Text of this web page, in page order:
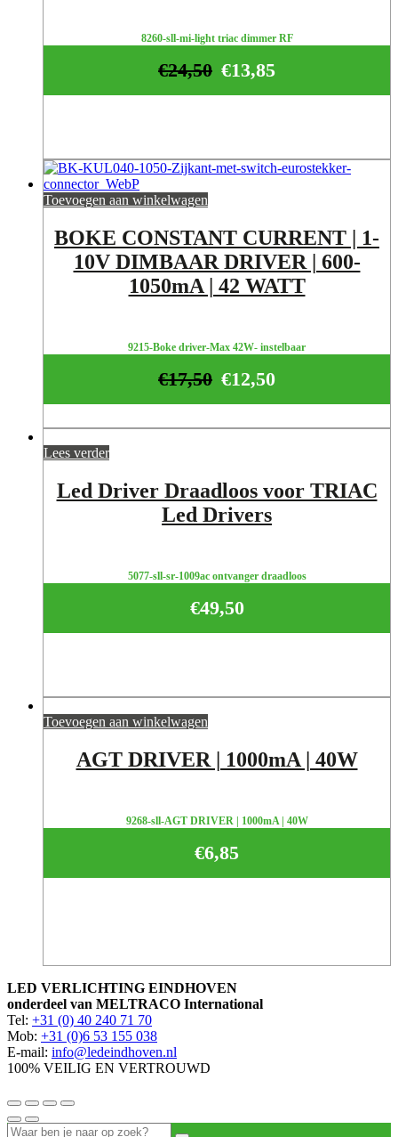
8260-sll-mi-light triac dimmer RF
€13,85
€24,50
Toevoegen aan winkelwagen
BOKE CONSTANT CURRENT | 1-
10V DIMBAAR DRIVER | 600-
1050mA | 42 WATT
9215-Boke driver-Max 42W- instelbaar
€12,50
€17,50
Lees verder
Led Driver Draadloos voor TRIAC
Led Drivers
5077-sll-sr-1009ac ontvanger draadloos
€49,50
Toevoegen aan winkelwagen
AGT DRIVER | 1000mA | 40W
9268-sll-AGT DRIVER | 1000mA | 40W
€6,85
LED VERLICHTING EINDHOVEN
onderdeel van MELTRACO International
Tel: +31 (0) 40 240 71 70
Mob: +31 (0)6 53 155 038
E-mail: info@ledeindhoven.nl
100% VEILIG EN VERTROUWD